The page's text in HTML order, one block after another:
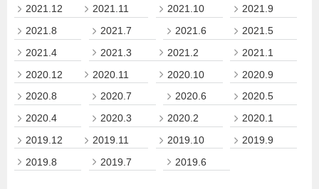
2021.12
2021.11 2021.10
2021.9
2021.8
2021.7 2021.6
2021.5
2021.4
2021.3 2021.2
2021.1
2020.12
2020.11 2020.10
2020.9
2020.8
2020.7 2020.6
2020.5
2020.4
2020.3 2020.2
2020.1
2019.12
2019.11 2019.10
2019.9
2019.8
2019.7 2019.6